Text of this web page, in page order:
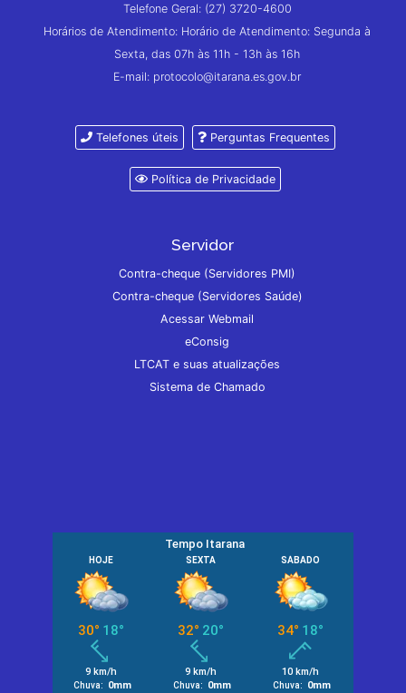
Telefone Geral: (27) 3720-4600
Horários de Atendimento: Horário de Atendimento: Segunda à
Sexta, das 07h às 11h - 13h às 16h
E-mail: protocolo@itarana.es.gov.br
Telefones úteis Perguntas Frequentes
Política de Privacidade
Servidor
Contra-cheque (Servidores PMI)
Contra-cheque (Servidores Saúde)
Acessar Webmail
eConsig
LTCAT e suas atualizações
Sistema de Chamado